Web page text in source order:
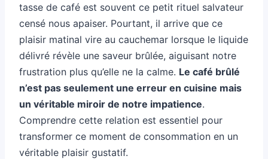
tasse de café est souvent ce petit rituel salvateur
censé nous apaiser. Pourtant, il arrive que ce
plaisir matinal vire au cauchemar lorsque le liquide
délivré révèle une saveur brûlée, aiguisant notre
frustration plus qu’elle ne la calme. Le café brûlé
n’est pas seulement une erreur en cuisine mais
un véritable miroir de notre impatience.
Comprendre cette relation est essentiel pour
transformer ce moment de consommation en un
véritable plaisir gustatif.